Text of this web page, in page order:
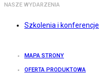
NASZE WYDARZENIA
Szkolenia i konferencje
MAPA STRONY
OFERTA PRODUKTOWA